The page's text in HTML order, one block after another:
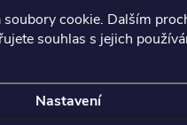
cookie. Dalším
souhlas s jejich
Nastavení
na Instagramu